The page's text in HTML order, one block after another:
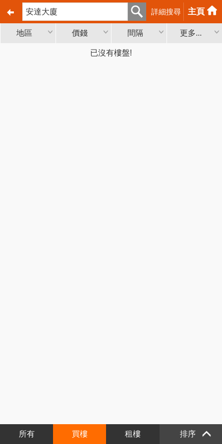
詳細搜尋 主頁
地區 價錢 間隔 更多...
已沒有樓盤!
所有 買樓 租樓 排序